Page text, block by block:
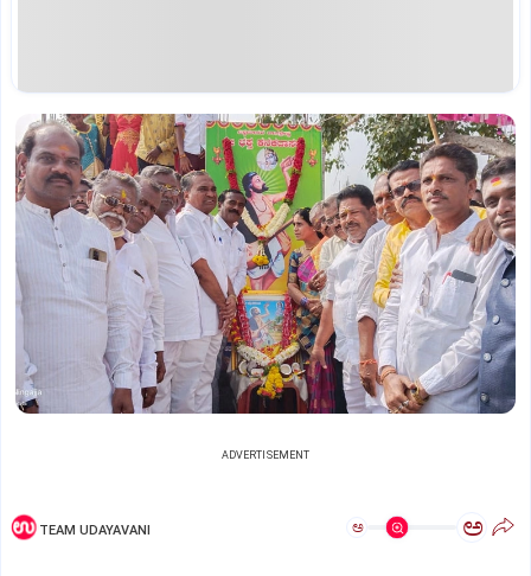
ADVERTISEMENT
TEAM UDAYAVANI ಅ ಅ